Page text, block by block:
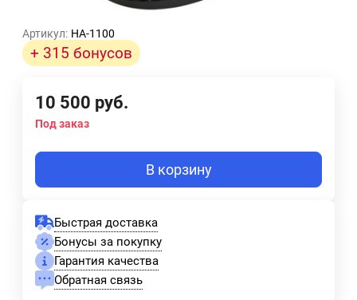
Артикул: HA-1100
+ 315 бонусов
10 500 руб.
Под заказ
В корзину
Быстрая доставка
Бонусы за покупку
Гарантия качества
Обратная связь